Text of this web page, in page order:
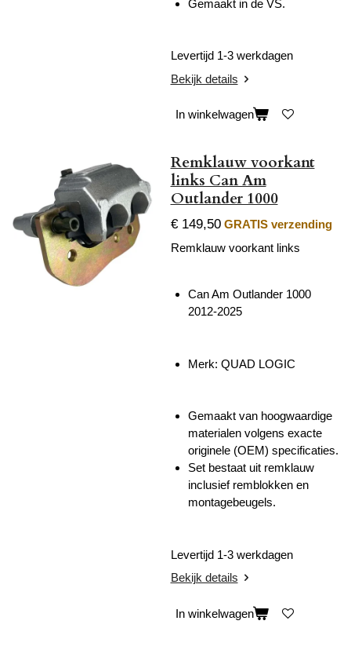
Gemaakt in de VS.
Levertijd 1-3 werkdagen
Bekijk details
In winkelwagen
Remklauw voorkant
links Can Am
Outlander 1000
€ 149,50 GRATIS verzending
Remklauw voorkant links
Can Am Outlander 1000
2012-2025
Merk: QUAD LOGIC
Gemaakt van hoogwaardige
materialen volgens exacte
originele (OEM) specificaties.
Set bestaat uit remklauw
inclusief remblokken en
montagebeugels.
Levertijd 1-3 werkdagen
Bekijk details
In winkelwagen